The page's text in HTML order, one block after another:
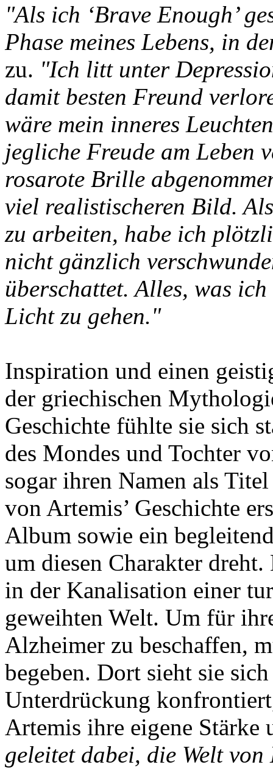
"Als ich ‘Brave Enough’
Phase meines Lebens, in
zu. "Ich litt unter
damit besten Freund
wäre mein inneres
jegliche Freude am Leben
rosarote Brille
viel realistischeren Bild.
zu arbeiten, habe ich
nicht gänzlich
überschattet. Alles, was
Licht zu gehen."
Inspiration und einen
der griechischen
Geschichte fühlte sie sich
des Mondes und Tochter
sogar ihren Namen als
von Artemis’ Geschichte
Album sowie ein
um diesen Charakter
in der Kanalisation einer
geweihten Welt. Um für
Alzheimer zu beschaffen,
begeben. Dort sieht sie
Unterdrückung
Artemis ihre eigene Stärke
geleitet dabei, die Welt